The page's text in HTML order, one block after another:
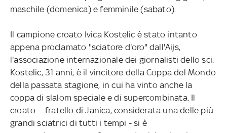
maschile (domenica) e femminile (sabato).
Il campione croato Ivica Kostelic è stato intanto
appena proclamato "sciatore d'oro" dall'Aijs,
l'associazione internazionale dei giornalisti dello sci.
Kostelic, 31 anni, è il vincitore della Coppa del Mondo
della passata stagione, in cui ha vinto anche la
coppa di slalom speciale e di supercombinata. Il
croato - fratello di Janica, considerata una delle più
grandi sciatrici di tutti i tempi - si è